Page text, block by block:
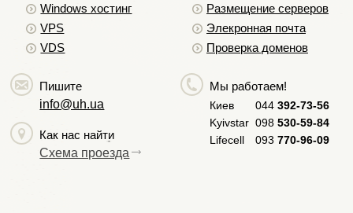
Windows хостинг
VPS
VDS
Размещение серверов
Элекронная почта
Проверка доменов
Пишите
info@uh.ua
Как нас найти
Схема проезда
Мы работаем!
Киев 044 392-73-56
Kyivstar 098 530-59-84
Lifecell
093 770-96-09